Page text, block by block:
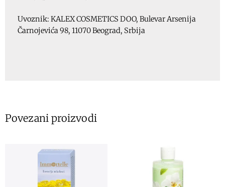
Uvoznik: KALEX COSMETICS DOO, Bulevar Arsenija
Čarnojevića 98, 11070 Beograd, Srbija
Povezani proizvodi